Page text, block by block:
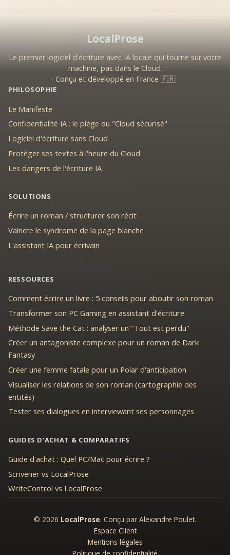
LocalProse
Le premier logiciel d'écriture avec IA locale qui tourne sur votre
machine, pas dans le Cloud.
- Conçu et développé en France 🇫🇷 -
PHILOSOPHIE
Le Manifeste
Confidentialité IA : le piège du "Cloud sécurisé"
Logiciel d'écriture sans Cloud
Protéger ses textes à l'heure du Cloud
Les dangers de l'écriture IA
SOLUTIONS
Écrire un roman / structurer son récit
Vaincre le syndrome de la page blanche
L'assistant IA pour écrivain
RESSOURCES
Comment écrire un livre : 5 conseils pour aboutir son roman
Transformer son PC Gaming en assistant d'écriture
Méthode Save the Cat : analyser un "Tout est perdu"
Créer un antagoniste complexe pour un roman de Dark
Fantasy
Créer une femme fatale pour un Polar d'anticipation
Visualiser les relations de son roman (cartographie des
entités)
Tester ses dialogues en interviewant ses personnages
GUIDES D'ACHAT & COMPARATIFS
Guide d'achat : Quel PC/Mac pour écrire ?
Scrivener vs LocalProse
WriteControl vs LocalProse
© 2026 LocalProse. Conçu par Alexandre Poulet.
Espace Client
Mentions légales